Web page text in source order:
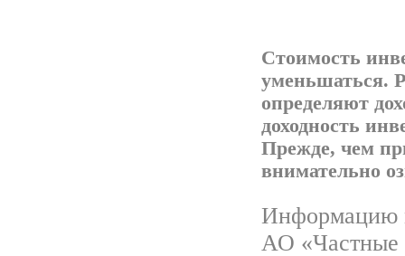
Стоимость
уменьшаться.
определяют
доходность
Прежде, чем
внимательно
Информацию
АО «Частные